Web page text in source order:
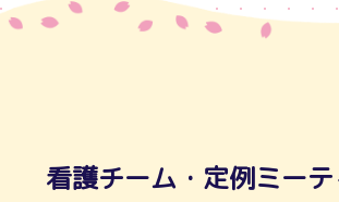
看護チーム・定例ミー